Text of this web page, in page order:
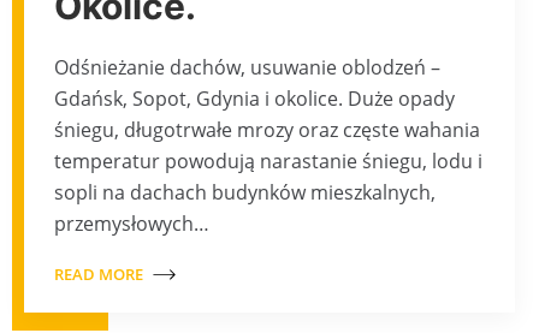
Odśnieżanie dachów, usuwanie oblodzeń –
Gdańsk, Sopot, Gdynia i okolice. Duże opady
śniegu, długotrwałe mrozy oraz częste wahania
temperatur powodują narastanie śniegu, lodu i
sopli na dachach budynków mieszkalnych,
przemysłowych…
READ MORE